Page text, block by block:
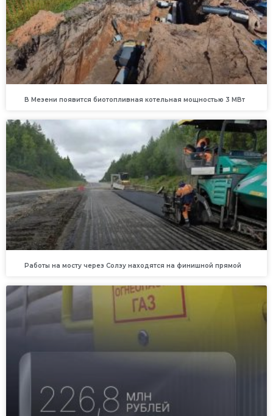
В Мезени появится биотопливная котельная мощностью 3 МВт
Работы на мосту через Солзу находятся на финишной прямой